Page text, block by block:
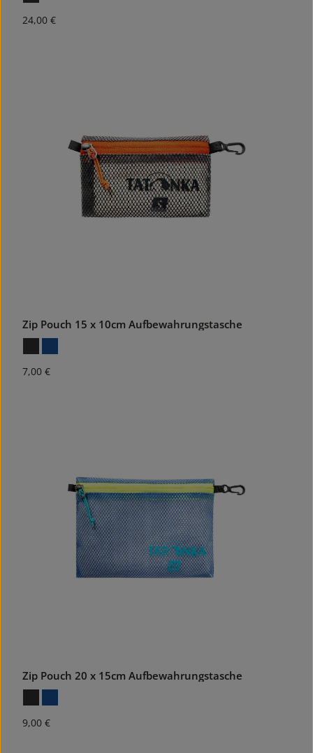
Regulärer Preis:
24,00 €
Zip Pouch 15 x 10cm Aufbewahrungstasche
Regulärer Preis:
7,00 €
Zip Pouch 20 x 15cm Aufbewahrungstasche
Regulärer Preis:
9,00 €